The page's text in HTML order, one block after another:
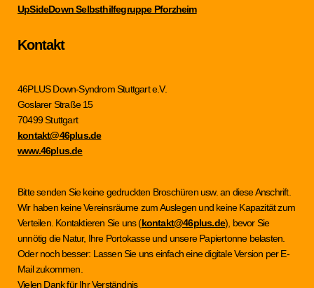
UpSideDown Selbsthilfegruppe Pforzheim
Kontakt
46PLUS Down-Syndrom Stuttgart e.V.
Goslarer Straße 15
70499 Stuttgart
kontakt@46plus.de
www.46plus.de
Bitte senden Sie keine gedruckten Broschüren usw. an diese Anschrift.
Wir haben keine Vereinsräume zum Auslegen und keine Kapazität zum
Verteilen. Kontaktieren Sie uns (kontakt@46plus.de), bevor Sie
unnötig die Natur, Ihre Portokasse und unsere Papiertonne belasten.
Oder noch besser: Lassen Sie uns einfach eine digitale Version per E-
Mail zukommen.
Vielen Dank für Ihr Verständnis